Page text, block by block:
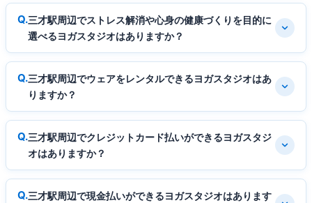
三才駅周辺でストレス解消や心身の健康づくりを目的に
選べるヨガスタジオはありますか？
三才駅周辺でウェアをレンタルできるヨガスタジオはあ
りますか？
三才駅周辺でクレジットカード払いができるヨガスタジ
オはありますか？
三才駅周辺で現金払いができるヨガスタジオはあります